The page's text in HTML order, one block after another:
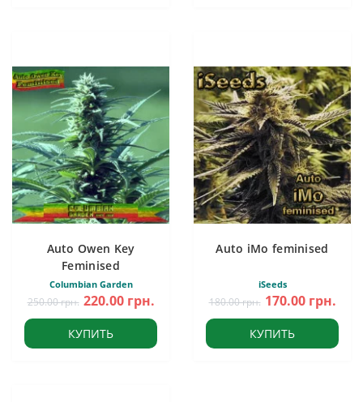
Auto Owen Key
Feminised
Columbian Garden
250.00 грн. 220.00 грн.
КУПИТЬ
Auto iMo feminised
iSeeds
180.00 грн. 170.00 грн.
КУПИТЬ